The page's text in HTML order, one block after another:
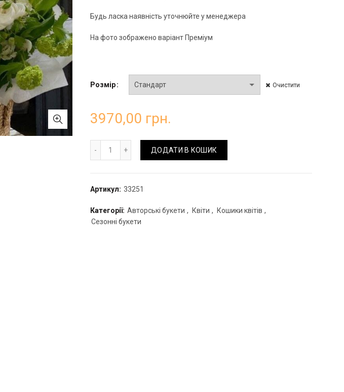
Будь ласка наявність уточнюйте у менеджера
На фото зображено варіант Преміум
Розмір Очистити
3970,00 грн.
ДОДАТИ В КОШИК
Артикул: 33251
Категорії: Авторські букети , Квіти , Кошики квітів ,
Сезонні букети